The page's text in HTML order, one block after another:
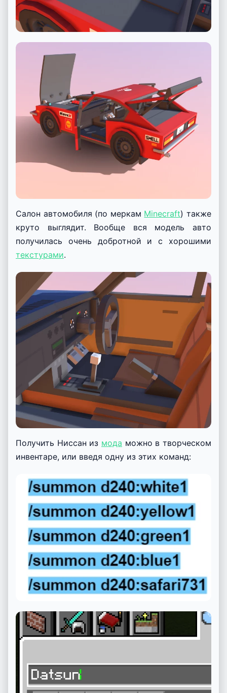
Салон автомобиля (по меркам Minecraft) также
круто выглядит. Вообще вся модель авто
получилась очень добротной и с хорошими
текстурами.
Получить Ниссан из мода можно в творческом
инвентаре, или введя одну из этих команд: